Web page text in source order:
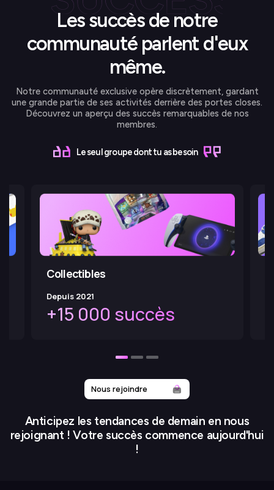
Les succès de notre
communauté parlent d'eux
même.
Notre communauté exclusive opère discrètement, gardant
une grande partie de ses activités derrière des portes closes.
Découvrez un aperçu des succès remarquables de nos
membres.
Le seul groupe dont tu as besoin
Collectibles
Depuis 2021
+15 000 succès
Nous rejoindre
Anticipez les tendances de demain en nous
rejoignant ! Votre succès commence aujourd'hui
!